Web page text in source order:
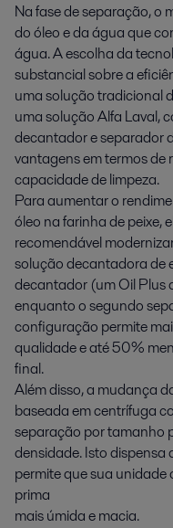
Na fase de separação, o
do óleo e da água que
água. A escolha da
substancial sobre a
uma solução tradicional
uma solução Alfa Laval,
decantador e separador
vantagens em termos
capacidade de limpeza.
Para aumentar o
óleo na farinha de peixe,
recomendável
solução decantadora de
decantador (um Oil Plus
enquanto o segundo
configuração permite
qualidade e até 50%
final.
Além disso, a mudança
baseada em centrífuga
separação por tamanho
densidade. Isto dispensa
permite que sua unidade
prima
mais úmida e macia.